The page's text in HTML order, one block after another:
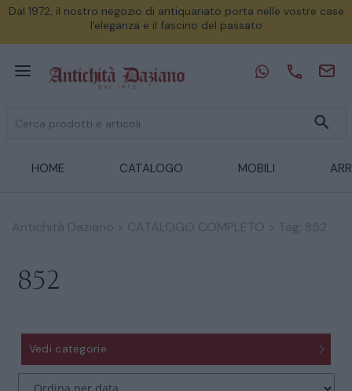
Dal 1972, il nostro negozio di antiquariato porta nelle vostre case
l'eleganza e il fascino del passato
HOME CATALOGO MOBILI
Antichità Daziano CATALOGO COMPLETO Tag: 852
CATALOGO COMPLETO
852
Vedi categorie